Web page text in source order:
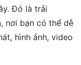
Đó là trải
nơi bạn có thể dễ
hình ảnh, video